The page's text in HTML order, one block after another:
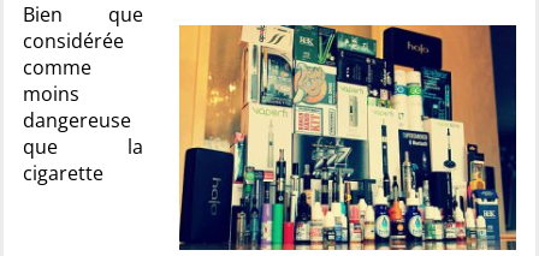
Bien que
considérée
comme
moins
dangereuse
que la
cigarette